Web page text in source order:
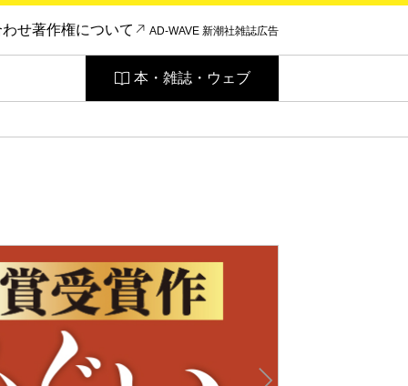
わせ著作権について AD-WAVE 新潮社雑誌広告
本・雑誌・ウェブ